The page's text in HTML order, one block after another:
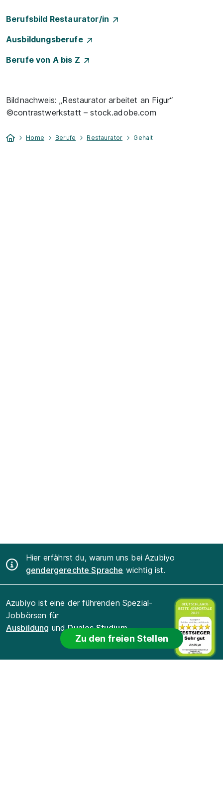
Zu den freien Stellen
Berufsbild Restaurator/in
Ausbildungsberufe
Berufe von A bis Z
Bildnachweis: „Restaurator arbeitet an Figur“
©contrastwerkstatt – stock.adobe.com
Home Berufe Restaurator Gehalt
Hier erfährst du, warum uns bei Azubiyo
gendergerechte Sprache wichtig ist.
Azubiyo ist eine der führenden Spezial-
Jobbörsen für
Ausbildung undDuales Studium.